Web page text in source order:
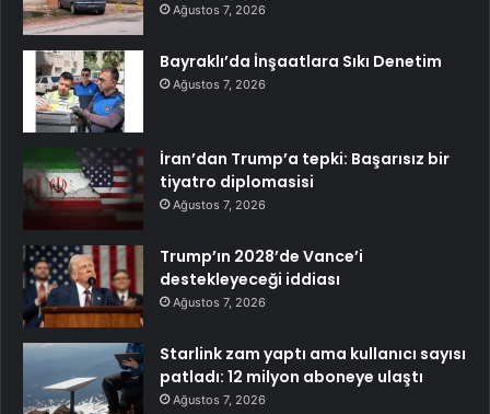
Ağustos 7, 2026
Bayraklı’da İnşaatlara Sıkı Denetim
Ağustos 7, 2026
İran’dan Trump’a tepki: Başarısız bir
tiyatro diplomasisi
Ağustos 7, 2026
Trump’ın 2028’de Vance’i
destekleyeceği iddiası
Ağustos 7, 2026
Starlink zam yaptı ama kullanıcı sayısı
patladı: 12 milyon aboneye ulaştı
Ağustos 7, 2026